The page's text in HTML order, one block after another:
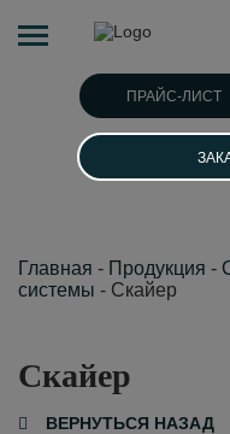
ПРАЙС-ЛИСТ
Главная - Продукция -
системы - Скайер
Скайер
ВЕРНУТЬСЯ НАЗАД